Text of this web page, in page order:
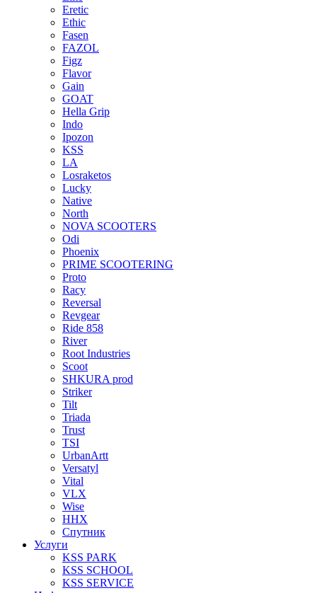
Eretic
Ethic
Fasen
FAZOL
Figz
Flavor
Gain
GOAT
Hella Grip
Indo
Ipozon
KSS
LA
Losraketos
Lucky
Native
North
NOVA SCOOTERS
Odi
Phoenix
PRIME SCOOTERING
Proto
Racy
Reversal
Revgear
Ride 858
River
Root Industries
Scoot
SHKURA рrоd
Striker
Tilt
Triada
Trust
TSI
UrbanArtt
Versatyl
Vital
VLX
Wise
ННХ
Спутник
Услуги
KSS PARK
KSS SCHOOL
KSS SERVICE